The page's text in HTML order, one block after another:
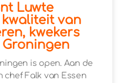
Luwte
van
kwekers
is open. Aan de
chef Falk van Essen